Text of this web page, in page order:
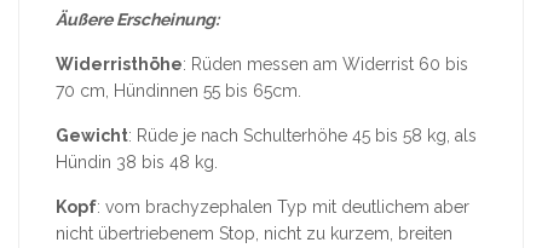
Äußere Erscheinung:
Widerristhöhe: Rüden messen am Widerrist 60 bis
70 cm, Hündinnen 55 bis 65cm.
Gewicht: Rüde je nach Schulterhöhe 45 bis 58 kg, als
Hündin 38 bis 48 kg.
Kopf: vom brachyzephalen Typ mit deutlichem aber
nicht übertriebenem Stop, nicht zu kurzem, breiten